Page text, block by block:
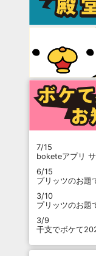
7/15
boketeアプリ
6/15
プリッツのお題
3/10
プリッツのお題
3/9
干支でボケて